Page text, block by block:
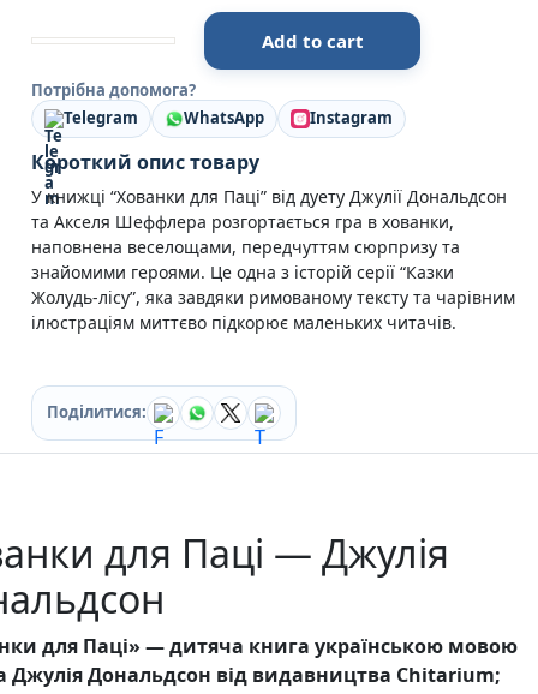
Історія Наука Політологія
Батьківство та виховання
Книги про Україну
Біографічні твори
Біблії
Духовна література
Кулінарія
Ігри для дорослих
Зарубіжні письменники
Різдвяні / Зимові
Книги для дітей
Картонні книги для найменших
Віммельбухи
Книги з наліпками
Вчимося читати
Прописи для дітей
Книги для читання 10+
Розмальовки та Аплікації
Енциклопедії
Навчальні книги
Розвивальні та пізнавальні книги
Книги про Україну
Хованки для Паці - Джулія Дональдсон - Chitarium
Add to cart
Потрібна допомога?
Telegram
WhatsApp Instagram
Короткий опис товару
У книжці “Хованки для Паці” від дуету Джулії Дональдсон
та Акселя Шеффлера розгортається гра в хованки,
наповнена веселощами, передчуттям сюрпризу та
знайомими героями. Це одна з історій серії “Казки
Жолудь-лісу”, яка завдяки римованому тексту та чарівним
ілюстраціям миттєво підкорює маленьких читачів.
Поділитися:
для Паці — Джулія
для Паці» — дитяча книга українською мовою
Джулія Дональдсон від видавництва Chitarium;